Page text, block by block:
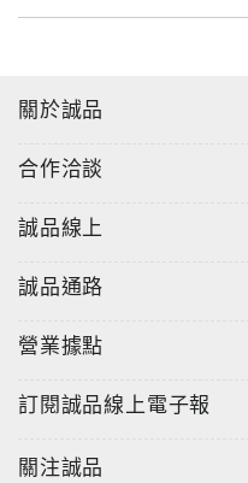
■作者簡介
鄭茂川
鄭茂川教授曾經任教四十
驗豐富，並擔任台北市政
而融合個人長年以來的專
時，能夠可決定可採用的
並能精通其原理，融會創
關於誠品
合作洽談
誠品線上
誠品通路
營業據點
訂閱誠品線上電子報
關注誠品